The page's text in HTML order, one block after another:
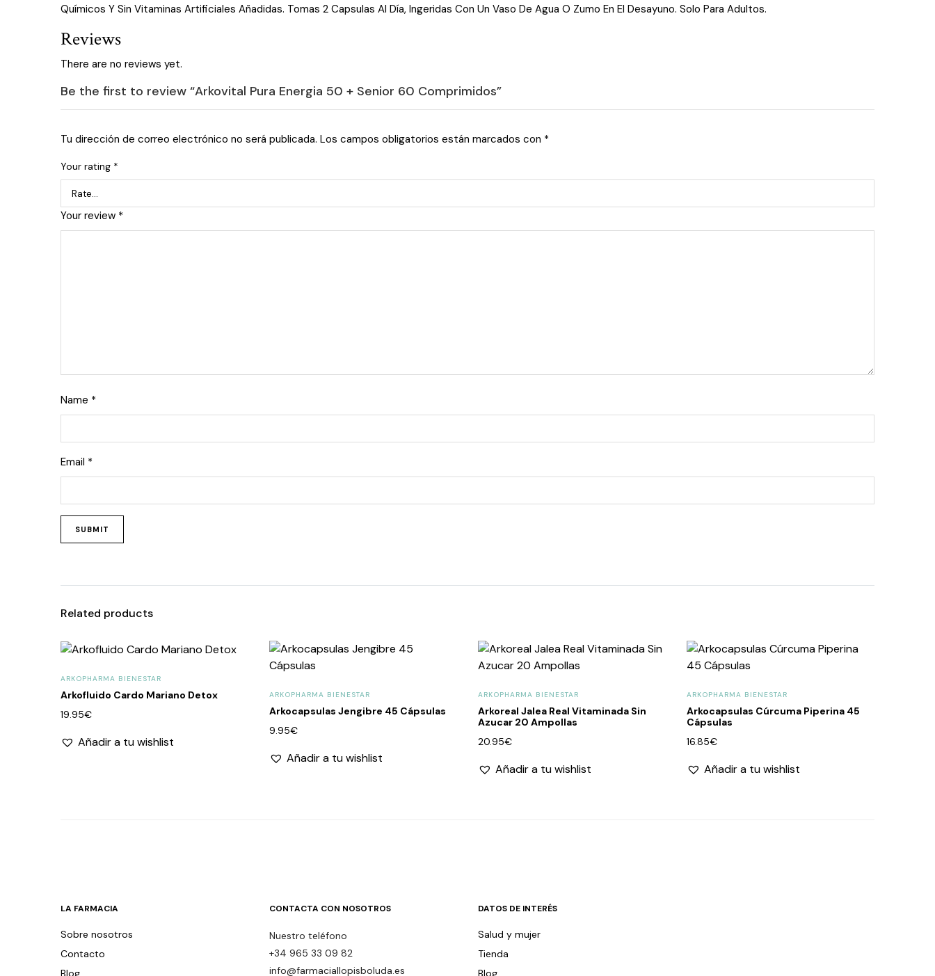
Químicos Y Sin Vitaminas Artificiales Añadidas. Tomas 2 Capsulas Al Día, Ingeridas Con Un Vaso De Agua O Zumo En El Desayuno. Solo Para Adultos.
Reviews
There are no reviews yet.
Be the first to review “Arkovital Pura Energia 50 + Senior 60 Comprimidos”
Tu dirección de correo electrónico no será publicada. Los campos obligatorios están marcados con *
Your rating *
Your review *
Name *
Email *
Related products
ARKOPHARMA BIENESTAR
Arkofluido Cardo Mariano Detox
19.95€
Añadir a tu wishlist
ARKOPHARMA BIENESTAR
Arkocapsulas Jengibre 45 Cápsulas
9.95€
Añadir a tu wishlist
ARKOPHARMA BIENESTAR
Arkoreal Jalea Real Vitaminada Sin
Azucar 20 Ampollas
20.95€
Añadir a tu wishlist
ARKOPHARMA BIENESTAR
Arkocapsulas Cúrcuma Piperina 45
Cápsulas
16.85€
Añadir a tu wishlist
LA FARMACIA
Sobre nosotros
Contacto
Blog
CONTACTA CON NOSOTROS
Nuestro teléfono
+34 965 33 09 82
info@farmaciallopisboluda.es
DATOS DE INTERÉS
Salud y mujer
Tienda
Blog